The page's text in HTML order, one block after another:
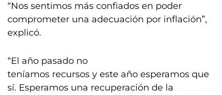
“Nos sentimos más confiados en poder
comprometer una adecuación por inflación”,
explicó.
“El año pasado no
teníamos recursos y este año esperamos que
sí. Esperamos una recuperación de la